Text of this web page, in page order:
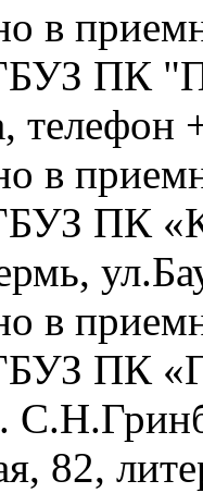
в
ПК
в
ПК
в
ПК
82,